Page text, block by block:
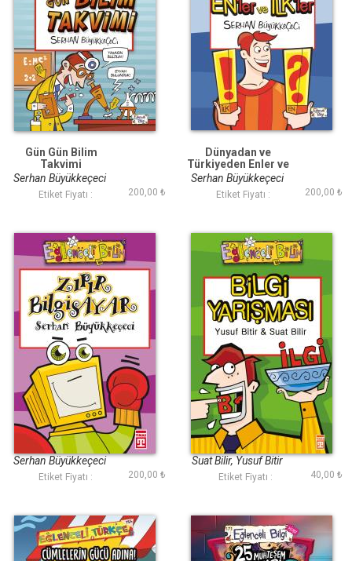
Gün Gün Bilim
Takvimi
Serhan Büyükkeçeci
Etiket Fiyatı : 200,00 ₺
Dünyadan ve
Türkiyeden Enler ve
İlkler
Serhan Büyükkeçeci
Etiket Fiyatı : 200,00 ₺
Zıpır Bilgisayar
Serhan Büyükkeçeci
Etiket Fiyatı : 200,00 ₺
Bilgi Yarışması
Suat Bilir, Yusuf Bitir
Etiket Fiyatı : 40,00 ₺